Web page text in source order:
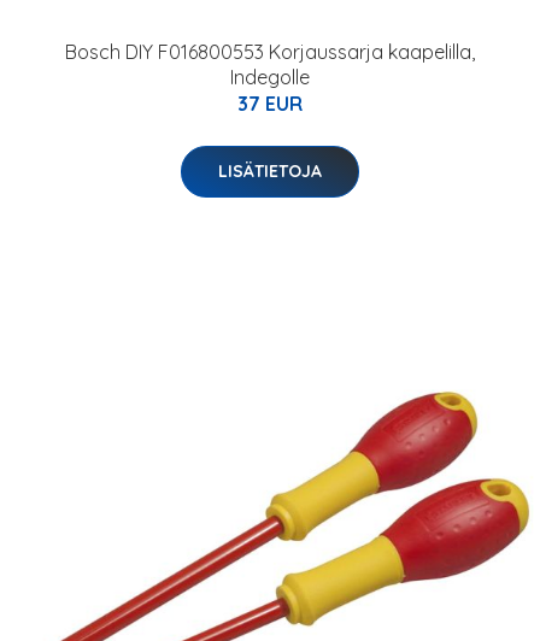
Bosch DIY F016800553 Korjaussarja kaapelilla,
Indegolle
37 EUR
LISÄTIETOJA